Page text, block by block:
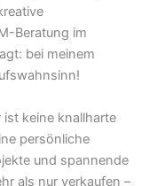
Beratung im
bei meinem
ist keine knallharte
persönliche
und spannende
als nur verkaufen –